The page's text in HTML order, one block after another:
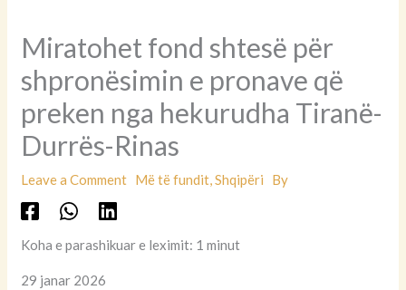
Miratohet fond shtesë për
shpronësimin e pronave që
preken nga hekurudha Tiranë-
Durrës-Rinas
Leave a Comment Më të fundit,Shqipëri By
Koha e parashikuar e leximit: 1 minut
29 janar 2026